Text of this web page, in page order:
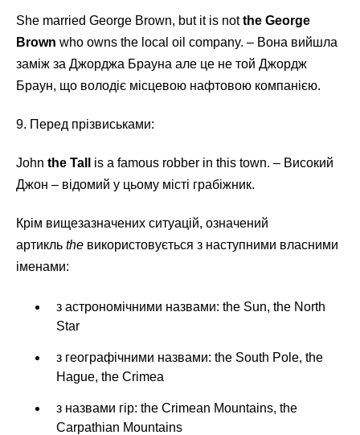
She married George Brown, but it is notthe George
Brown who owns the local oil company. – Вона вийшла
заміж за Джорджа Брауна але це не той Джордж
Браун, що володіє місцевою нафтовою компанією.
9. Перед прізвиськами:
John the Tall
is a famous robber in this town. – Високий
Джон – відомий у цьому місті грабіжник.
Крім вищезазначених ситуацій, означений
артикль the використовується з наступними власними
іменами:
з астрономічними назвами: the Sun, the North
Star
з географічними назвами: the South Pole, the
Hague, the Crimea
з назвами гір: the Crimean Mountains, the
Carpathian Mountains